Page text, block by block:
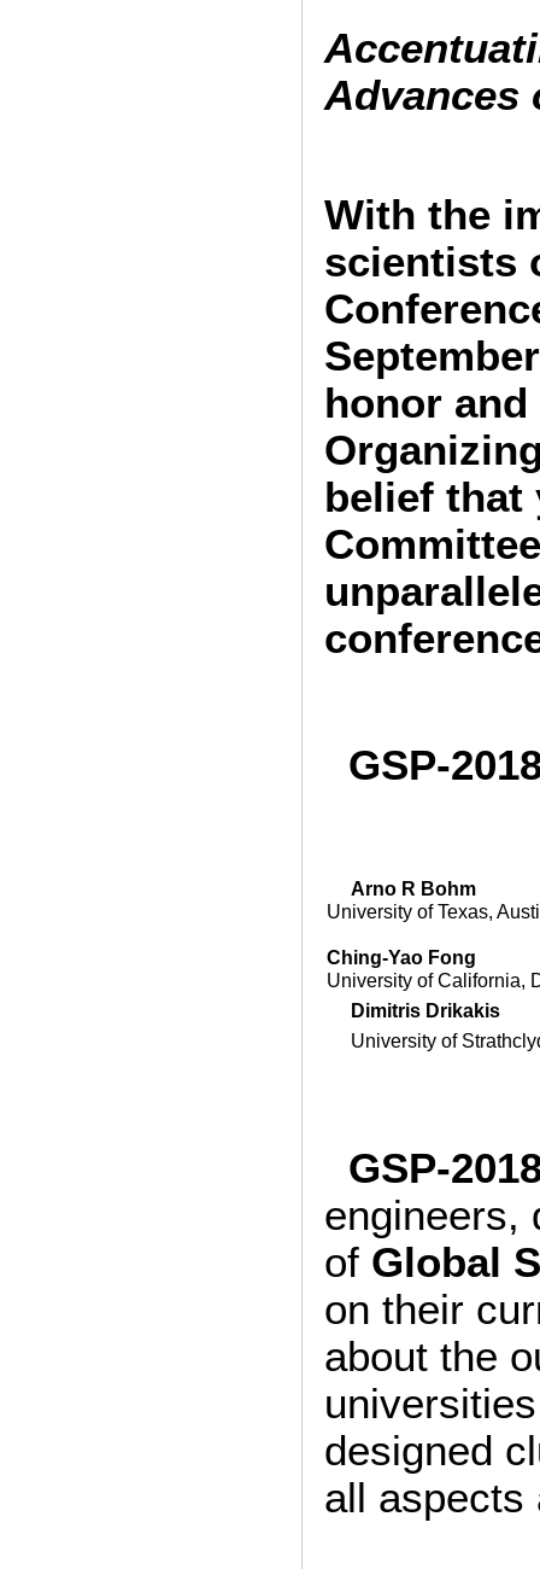
Advances
With the
scientists
honor
belief that
GSP-
Arno R Bohm
University of Texas,
Ching-Yao Fong
University of California,
Dimitris Drikakis
University of
GSP-
engineers,
of Global
on their
about the
designed
all